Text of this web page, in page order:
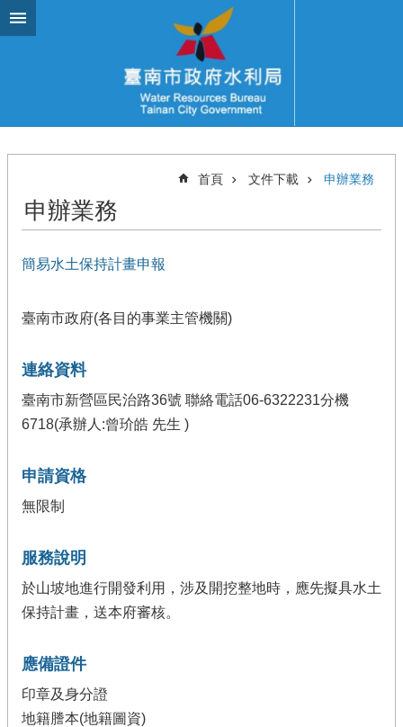
跳到主要內容區塊
首頁 文件下載 申辦業務
申辦業務
簡易水土保持計畫申報
臺南市政府(各目的事業主管機關)
連絡資料
臺南市新營區民治路36號 聯絡電話06-6322231分機
6718(承辦人:曾玠皓 先生 )
申請資格
無限制
服務說明
於山坡地進行開發利用，涉及開挖整地時，應先擬具水土
保持計畫，送本府審核。
應備證件
印章及身分證
地籍謄本(地籍圖資)